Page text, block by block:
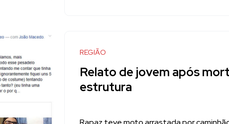
REGIÃO
Relato de jovem após
estrutura